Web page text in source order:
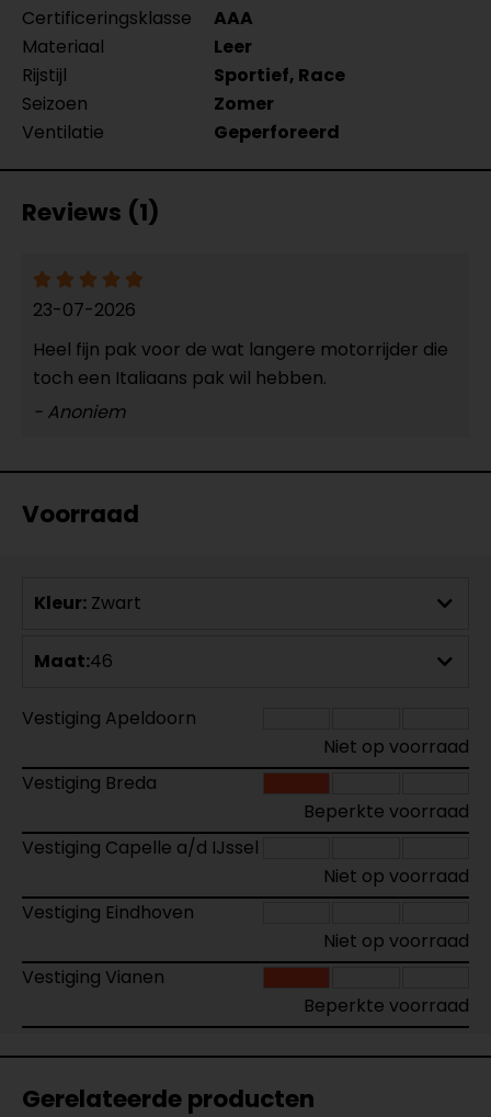
Certificeringsklasse
AAA
Materiaal
Leer
Rijstijl
Sportief, Race
Seizoen
Zomer
Ventilatie
Geperforeerd
Reviews (1)
23-07-2026
Heel fijn pak voor de wat langere motorrijder die
toch een Italiaans pak wil hebben.
- Anoniem
Voorraad
Kleur: Zwart
Maat:46
Vestiging Apeldoorn
Niet op voorraad
Vestiging Breda
Beperkte voorraad
Vestiging Capelle a/d IJssel
Niet op voorraad
Vestiging Eindhoven
Niet op voorraad
Vestiging Vianen
Beperkte voorraad
Gerelateerde producten